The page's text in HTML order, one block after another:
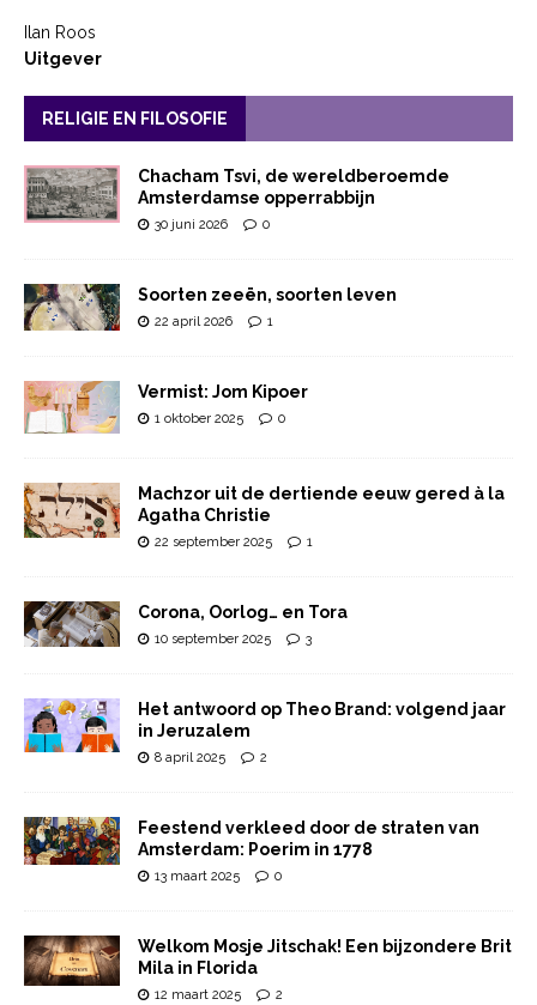
Ilan Roos
Uitgever
RELIGIE EN FILOSOFIE
Chacham Tsvi, de wereldberoemde
Amsterdamse opperrabbijn
30 juni 2026 0
Soorten zeeën, soorten leven
22 april 2026 1
Vermist: Jom Kipoer
1 oktober 2025 0
Machzor uit de dertiende eeuw gered à la
Agatha Christie
22 september 2025 1
Corona, Oorlog… en Tora
10 september 2025 3
Het antwoord op Theo Brand: volgend jaar
in Jeruzalem
8 april 2025 2
Feestend verkleed door de straten van
Amsterdam: Poerim in 1778
13 maart 2025 0
Welkom Mosje Jitschak! Een bijzondere Brit
Mila in Florida
12 maart 2025 2